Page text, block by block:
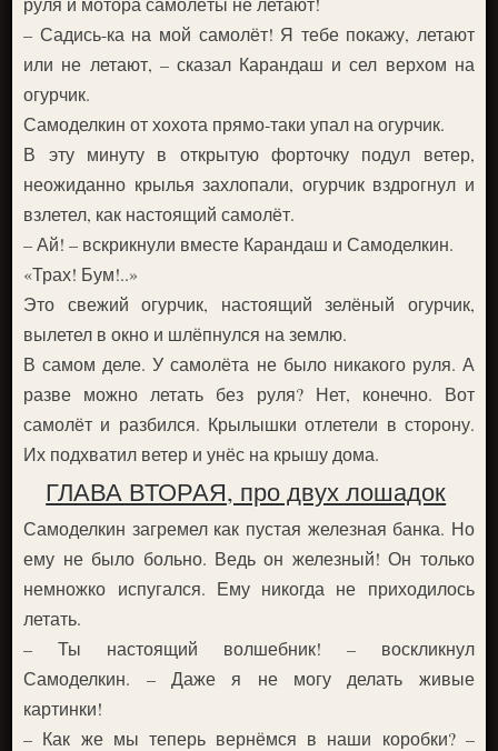
– Садись-ка на мой самолёт! Я тебе покажу, летают
или не летают, – сказал Карандаш и сел верхом на
огурчик.
Самоделкин от хохота прямо-таки упал на огурчик.
В эту минуту в открытую форточку подул ветер,
неожиданно крылья захлопали, огурчик вздрогнул и
взлетел, как настоящий самолёт.
– Ай! – вскрикнули вместе Карандаш и Самоделкин.
«Трах! Бум!..»
Это свежий огурчик, настоящий зелёный огурчик,
вылетел в окно и шлёпнулся на землю.
В самом деле. У самолёта не было никакого руля. А
разве можно летать без руля? Нет, конечно. Вот
самолёт и разбился. Крылышки отлетели в сторону.
Их подхватил ветер и унёс на крышу дома.
ГЛАВА ВТОРАЯ, про двух лошадок
Самоделкин загремел как пустая железная банка. Но
ему не было больно. Ведь он железный! Он только
немножко испугался. Ему никогда не приходилось
летать.
– Ты настоящий волшебник! – воскликнул
Самоделкин. – Даже я не могу делать живые
картинки!
– Как же мы теперь вернёмся в наши коробки? –